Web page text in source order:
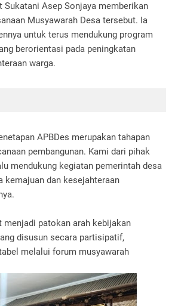
Sukatani Asep Sonjaya memberikan
Musyawarah Desa tersebut. Ia
untuk terus mendukung program
berorientasi pada peningkatan
warga.
APBDes merupakan tahapan
pembangunan. Kami dari pihak
mendukung kegiatan pemerintah desa
kemajuan dan kesejahteraan
menjadi patokan arah kebijakan
disusun secara partisipatif,
melalui forum musyawarah